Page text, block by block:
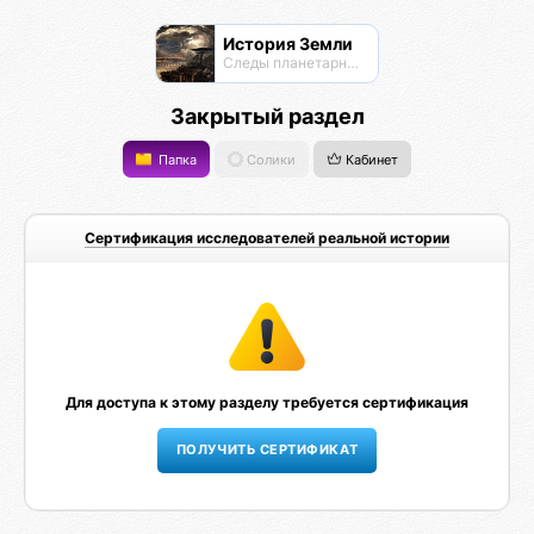
История Земли
Следы планетарных катаклизмов и высокоразвитых цивилизаций прошлого
Закрытый раздел
Папка Солики Кабинет
Сертификация исследователей реальной истории
Для доступа к этому разделу требуется сертификация
ПОЛУЧИТЬ СЕРТИФИКАТ